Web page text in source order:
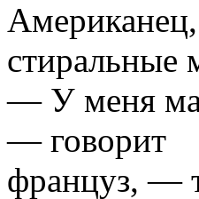
— У меня
— говорит
француз, —